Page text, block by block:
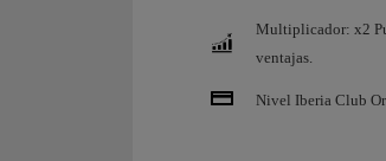
Multiplicador: x2
ventajas.
Nivel Iberia Club